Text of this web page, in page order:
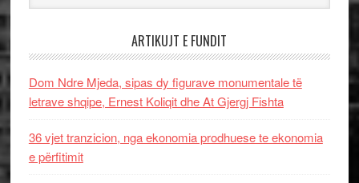
ARTIKUJT E FUNDIT
Dom Ndre Mjeda, sipas dy figurave monumentale të
letrave shqipe, Ernest Koliqit dhe At Gjergj Fishta
36 vjet tranzicion, nga ekonomia prodhuese te ekonomia
e përfitimit